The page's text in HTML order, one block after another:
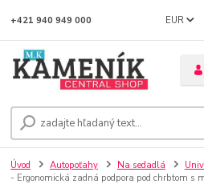
EUR
+421 940 949 000
Úvod Autopoťahy Na sedadlá
- Ergonomická zadná podpora pod chrbtom s